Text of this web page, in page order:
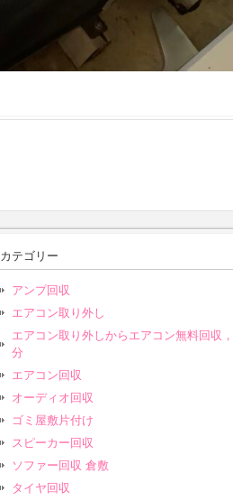
カテゴリー
アンプ回収
エアコン取り外し
エアコン取り外しからエアコン無料回収
分
エアコン回収
オーディオ回収
ゴミ屋敷片付け
スピーカー回収
ソファー回収 倉敷
タイヤ回収